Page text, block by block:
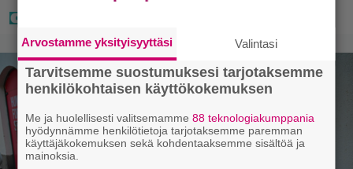
Arvostamme yksityisyyttäsi Valintasi
Tarvitsemme suostumuksesi tarjotaksemme
henkilökohtaisen käyttökokemuksen
Me ja huolellisesti valitsemamme88 teknologiakumppania
hyödynnämme henkilötietoja tarjotaksemme paremman
käyttäjäkokemuksen sekä kohdentaaksemme sisältöä ja
mainoksia.